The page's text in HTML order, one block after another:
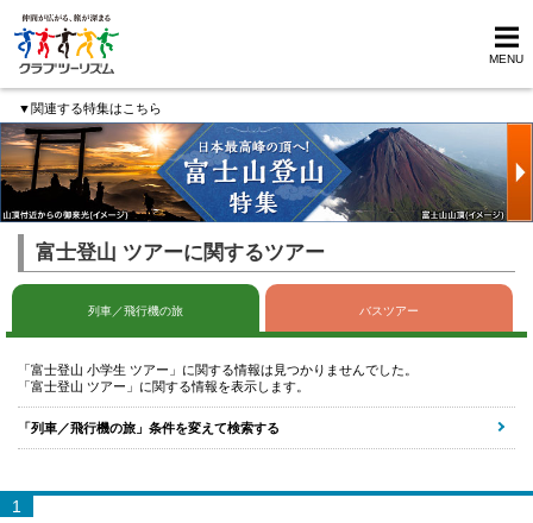
MENU
▼関連する特集はこちら
富士登山 ツアーに関するツアー
列車／飛行機の旅 バスツアー
「富士登山 小学生 ツアー」に関する情報は見つかりませんでした。
「富士登山 ツアー」に関する情報を表示します。
「列車／飛行機の旅」条件を変えて検索する
1